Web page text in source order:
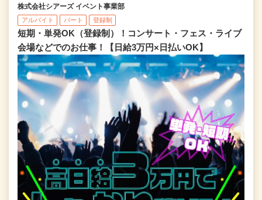
株式会社シアーズ イベント事業部
アルバイト パート 登録制
短期・単発OK（登録制）！コンサート・フェス・ライブ
会場などでのお仕事！【日給3万円×日払いOK】